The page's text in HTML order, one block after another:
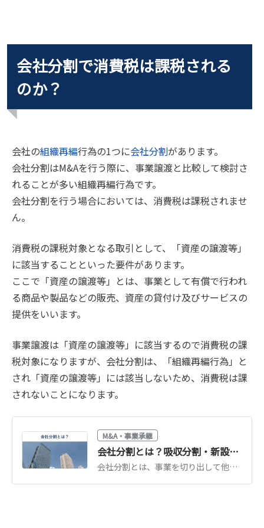
会社分割で消費税は課税される
のか？
会社の組織再編行為の1つに会社分割があります。
会社分割はM&Aを行う際に、事業譲渡と比較して検討さ
れることが多い組織再編行為です。
会社分割を行う場合においては、消費税は課税されませ
ん。
消費税の課税対象となる取引として、「資産の譲渡等」
に該当することといった要件があります。
ここで「資産の譲渡等」とは、事業として有償で行われ
る商品や製品などの販売、資産の貸付け及びサービスの
提供をいいます。
事業譲渡は「資産の譲渡等」に該当するので消費税の課
税対象になりますが、会社分割は、「組織再編行為」と
され「資産の譲渡等」には該当しないため、消費税は課
されないことになります。
M&A・事業承継
会社分割とは？吸収分割・新設分割の違いを図解｜メリット・手続き・税金をわかりやすく解説
会社分割とは、事業を切り出して他社や新会社に承継させる組織再編手法です。吸収分割・新設分割の違いを図解し、メリット・手続き・税金・労務をわかりやすく解説します。